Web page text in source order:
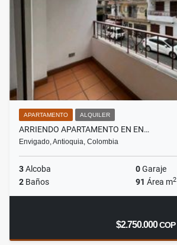
APARTAMENTO ALQUILER
ARRIENDO APARTAMENTO EN EN…
Envigado, Antioquia, Colombia
3Alcoba 0Garaje
2 Baños 91 Área m2
$2.750.000COP